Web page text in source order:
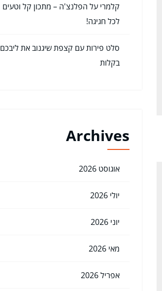
קלמרי על הפלנצ'ה – מתכון קל וטעים
לכל חגיגה!
סלט פירות עם קצפת שיגנוב את ליבכם
בקלות
Archives
אוגוסט 2026
יולי 2026
יוני 2026
מאי 2026
אפריל 2026